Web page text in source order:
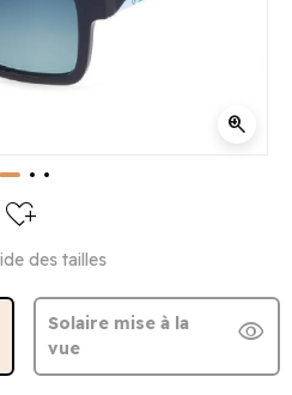
zoom_in
heart_plus
des tailles
Solaire mise à la
vue
visibility